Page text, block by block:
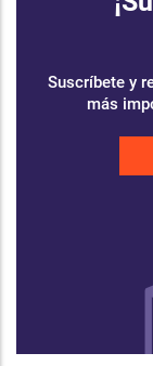
Suscríbete y
más